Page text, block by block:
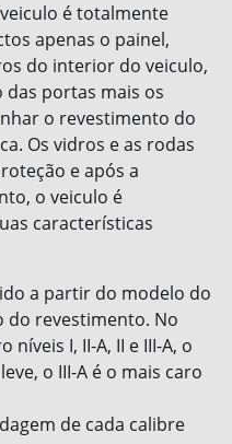
é totalmente
apenas o painel,
do interior do veiculo,
portas mais os
o revestimento do
Os vidros e as rodas
e após a
o veiculo é
características
a partir do modelo do
do revestimento. No
I, II-A, II e III-A, o
o III-A é o mais caro
de cada calibre